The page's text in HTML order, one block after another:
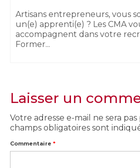
Artisans entrepreneurs, vous
un(e) apprenti(e) ? Les CMA
accompagnent dans votre
Former...
Laisser un
Votre adresse e-mail ne sera
champs obligatoires sont
Commentaire *